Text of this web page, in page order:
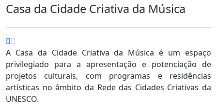
Casa da Cidade Criativa da Música
A Casa da Cidade Criativa da Música é um espaço
privilegiado para a apresentação e potenciação de
projetos culturais, com programas e residências
artísticas no âmbito da Rede das Cidades Criativas da
UNESCO.